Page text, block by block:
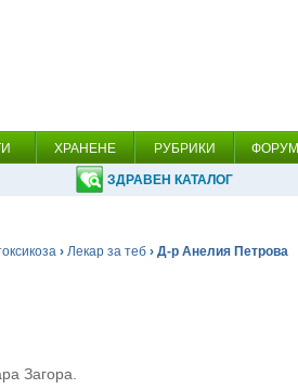
ХРАНЕНЕ РУБРИКИ ФОРУМ
ЗДРАВЕН КАТАЛОГ
› Лекар за теб › Д-р Анелия Петрова
Загора.